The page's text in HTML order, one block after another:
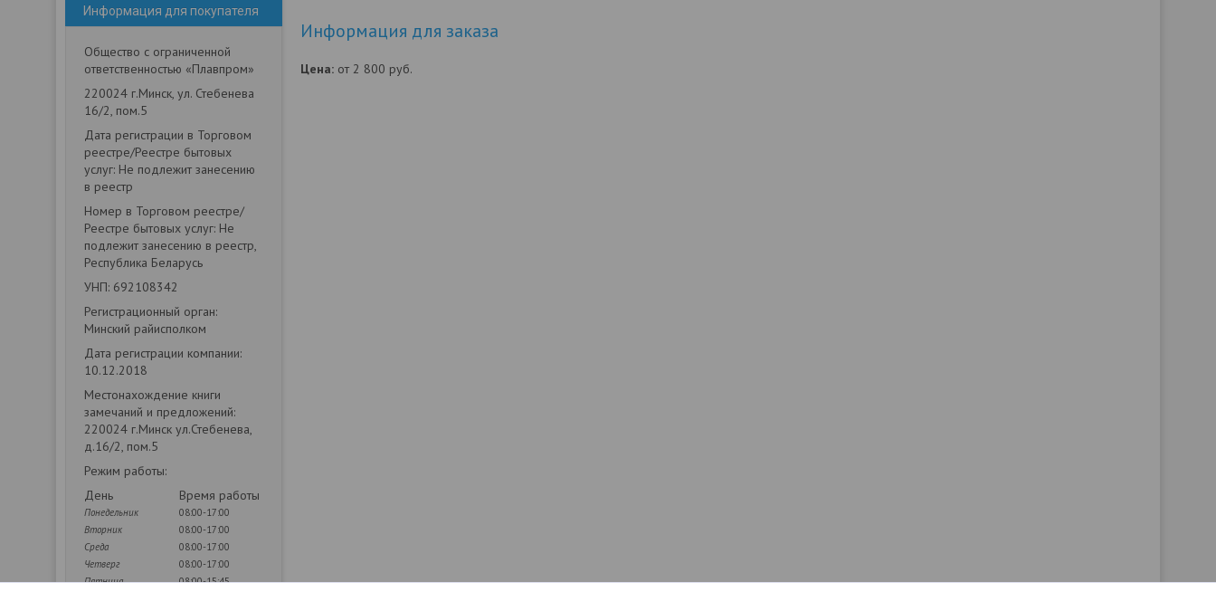
Информация для покупателя
Общество с ограниченной
ответственностью «Плавпром»
220024 г.Минск, ул. Стебенева
16/2, пом.5
Дата регистрации в Торговом
реестре/Реестре бытовых
услуг: Не подлежит занесению
в реестр
Номер в Торговом реестре/
Реестре бытовых услуг: Не
подлежит занесению в реестр,
Республика Беларусь
УНП: 692108342
Регистрационный орган:
Минский райисполком
Дата регистрации компании:
10.12.2018
Местонахождение книги
замечаний и предложений:
220024 г.Минск ул.Стебенева,
д.16/2, пом.5
Режим работы:
День
Время работы
Понедельник
08:00-17:00
Вторник
08:00-17:00
Среда
08:00-17:00
Четверг
08:00-17:00
Пятница
08:00-15:45
Информация для заказа
Цена: от 2 800 руб.